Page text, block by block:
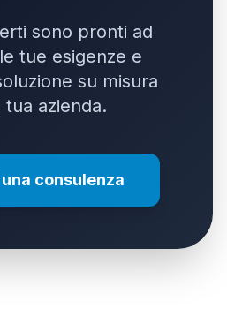
sono pronti ad
tue esigenze e
su misura
tua azienda.
consulenza